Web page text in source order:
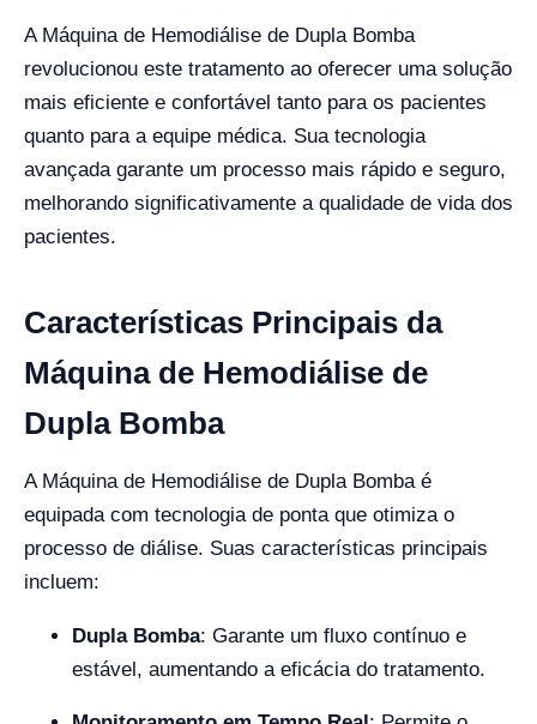
A Máquina de Hemodiálise de Dupla Bomba
revolucionou este tratamento ao oferecer uma solução
mais eficiente e confortável tanto para os pacientes
quanto para a equipe médica. Sua tecnologia
avançada garante um processo mais rápido e seguro,
melhorando significativamente a qualidade de vida dos
pacientes.
Características Principais da
Máquina de Hemodiálise de
Dupla Bomba
A Máquina de Hemodiálise de Dupla Bomba é
equipada com tecnologia de ponta que otimiza o
processo de diálise. Suas características principais
incluem:
Dupla Bomba: Garante um fluxo contínuo e
estável, aumentando a eficácia do tratamento.